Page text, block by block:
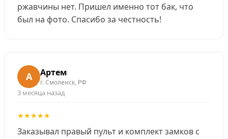
ржавчины нет. Пришел именно тот бак, что
был на фото. Спасибо за честность!
А Артем
г. Смоленск, РФ
3 месяца назад
★★★★★
Заказывал правый пульт и комплект замков с